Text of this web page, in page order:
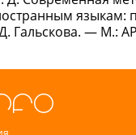
языкам:
Гальскова. — М.: